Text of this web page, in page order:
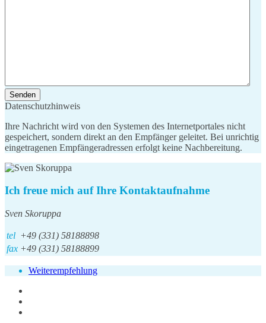
Senden
Datenschutzhinweis
Ihre Nachricht wird von den Systemen des Internetportales nicht
gespeichert, sondern direkt an den Empfänger geleitet. Bei unrichtig
eingetragenen Empfängeradressen erfolgt keine Nachbereitung.
Ich freue mich auf Ihre Kontaktaufnahme
Sven Skoruppa
tel +49 (331) 58188898
fax +49 (331) 58188899
Weiterempfehlung